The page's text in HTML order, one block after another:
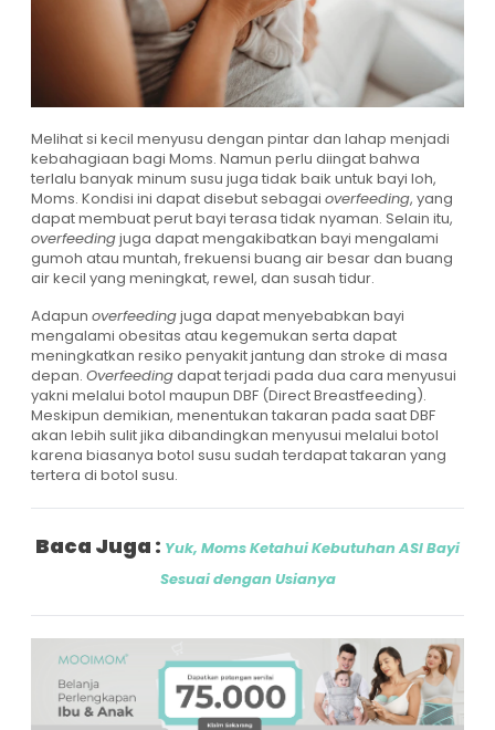
Melihat si kecil menyusu dengan pintar dan lahap menjadi
kebahagiaan bagi Moms. Namun perlu diingat bahwa
terlalu banyak minum susu juga tidak baik untuk bayi loh,
Moms. Kondisi ini dapat disebut sebagai overfeeding, yang
dapat membuat perut bayi terasa tidak nyaman. Selain itu,
overfeedingjuga dapat mengakibatkan bayi mengalami
gumoh atau muntah, frekuensi buang air besar dan buang
air kecil yang meningkat, rewel, dan susah tidur.
Adapun overfeedingjuga dapat menyebabkan bayi
mengalami obesitas atau kegemukan serta dapat
meningkatkan resiko penyakit jantung dan stroke di masa
depan. Overfeedingdapat terjadi pada dua cara menyusui
yakni melalui botol maupun DBF (Direct Breastfeeding).
Meskipun demikian, menentukan takaran pada saat DBF
akan lebih sulit jika dibandingkan menyusui melalui botol
karena biasanya botol susu sudah terdapat takaran yang
tertera di botol susu.
Baca Juga : Yuk, Moms Ketahui Kebutuhan ASI Bayi
Sesuai dengan Usianya